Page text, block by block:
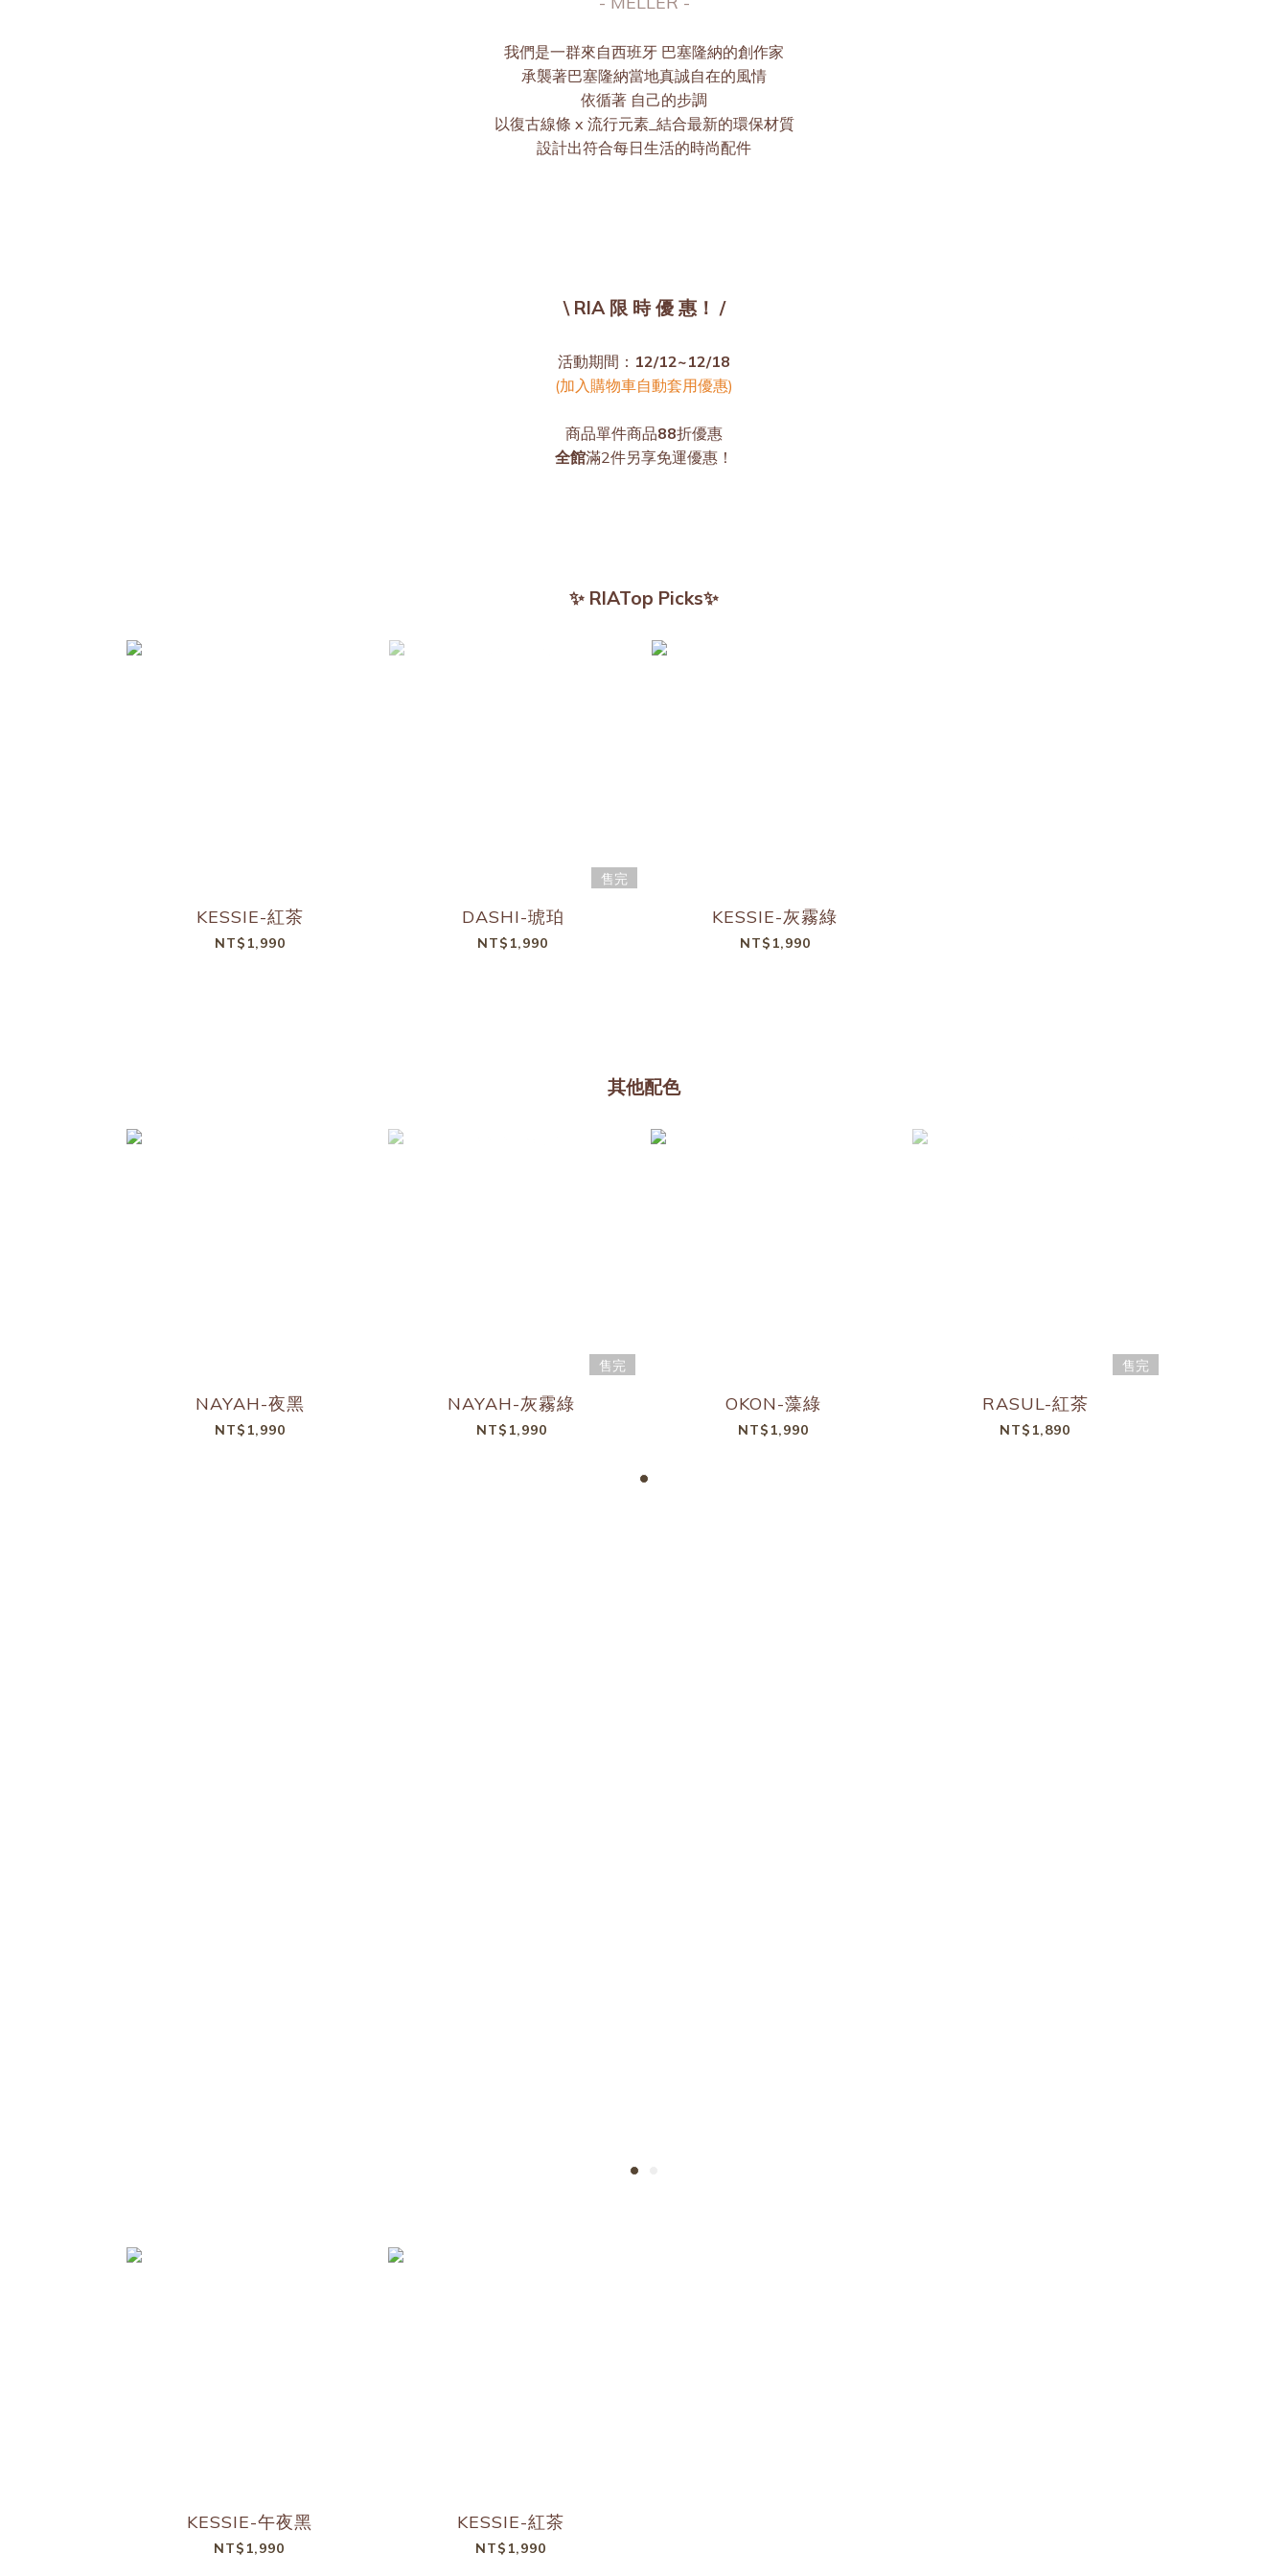
我們是一群來自西班牙 巴塞隆納的創作家
承襲著巴塞隆納當地真誠自在的風情
依循著 自己的步調
以復古線條 x 流行元素_結合最新的環保材質
設計出符合每日生活的時尚配件
\ RIA 限 時 優 惠！ /
活動期間： 12/12~12/18
(加入購物車自動套用優惠)
商品單件商品88折優惠
全館滿2件另享免運優惠！
✨ RIATop Picks✨
KESSIE-紅茶
NT$1,990
售完
DASHI-琥珀
NT$1,990
KESSIE-灰霧綠
NT$1,990
其他配色
NAYAH-夜黑
NT$1,990
售完
NAYAH-灰霧綠
NT$1,990
OKON-藻綠
NT$1,990
售完
RASUL-紅茶
NT$1,890
KESSIE-午夜黑
NT$1,990
KESSIE-紅茶
NT$1,990